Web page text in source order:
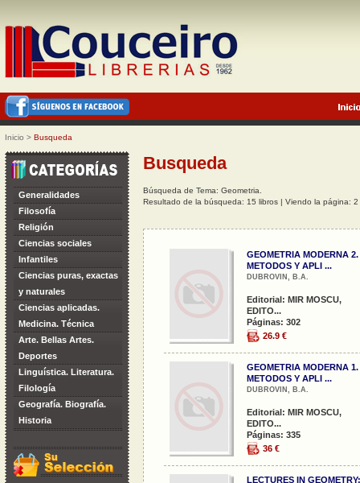
Inicio > Busqueda
Generalidades
Filosofía
Religión
Ciencias sociales
Infantiles
Ciencias puras, exactas
y naturales
Ciencias aplicadas.
Medicina. Técnica
Arte. Bellas Artes.
Deportes
Linguística. Literatura.
Filología
Geografía. Biografía.
Historia
Busqueda
Búsqueda de Tema: Geometria.
Resultado de la búsqueda: 15 libros | Viendo la página:
GEOMETRIA MODERNA 2.
METODOS Y APLI ...
DUBROVIN, B.A.
Editorial: MIR MOSCU,
EDITO...
Páginas: 302
26.9 €
GEOMETRIA MODERNA 1.
METODOS Y APLI ...
DUBROVIN, B.A.
Editorial: MIR MOSCU,
EDITO...
Páginas: 335
36 €
LECTURES IN GEOMETRY: